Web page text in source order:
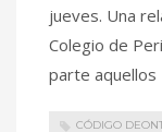
jueves. Una
Colegio de
parte aquellos
CÓDIGO